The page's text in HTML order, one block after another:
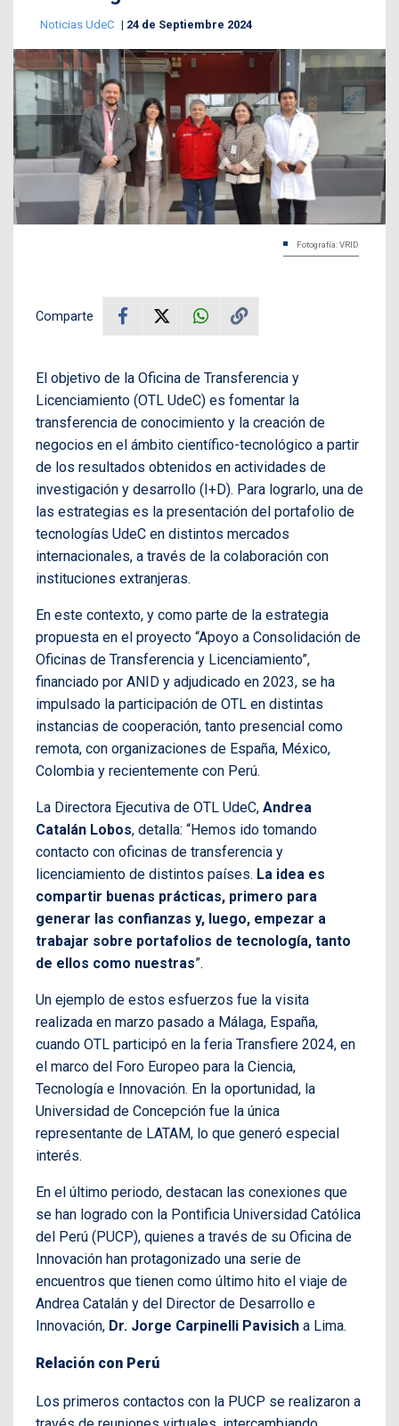
Noticias UdeC 24 de Septiembre 2024
Fotografía: VRID
Comparte
El objetivo de la Oficina de Transferencia y
Licenciamiento (OTL UdeC) es fomentar la
transferencia de conocimiento y la creación de
negocios en el ámbito científico-tecnológico a partir
de los resultados obtenidos en actividades de
investigación y desarrollo (I+D). Para lograrlo, una de
las estrategias es la presentación del portafolio de
tecnologías UdeC en distintos mercados
internacionales, a través de la colaboración con
instituciones extranjeras.
En este contexto, y como parte de la estrategia
propuesta en el proyecto “Apoyo a Consolidación de
Oficinas de Transferencia y Licenciamiento”,
financiado por ANID y adjudicado en 2023, se ha
impulsado la participación de OTL en distintas
instancias de cooperación, tanto presencial como
remota, con organizaciones de España, México,
Colombia y recientemente con Perú.
La Directora Ejecutiva de OTL UdeC, Andrea
Catalán Lobos, detalla: “Hemos ido tomando
contacto con oficinas de transferencia y
licenciamiento de distintos países. La idea es
compartir buenas prácticas, primero para
generar las confianzas y, luego, empezar a
trabajar sobre portafolios de tecnología, tanto
de ellos como nuestras”.
Un ejemplo de estos esfuerzos fue la visita
realizada en marzo pasado a Málaga, España,
cuando OTL participó en la feria Transfiere 2024, en
el marco del Foro Europeo para la Ciencia,
Tecnología e Innovación. En la oportunidad, la
Universidad de Concepción fue la única
representante de LATAM, lo que generó especial
interés.
En el último periodo, destacan las conexiones que
se han logrado con la Pontificia Universidad Católica
del Perú (PUCP), quienes a través de su Oficina de
Innovación han protagonizado una serie de
encuentros que tienen como último hito el viaje de
Andrea Catalán y del Director de Desarrollo e
Innovación, Dr. Jorge Carpinelli Pavisich a Lima.
Relación con Perú
Los primeros contactos con la PUCP se realizaron a